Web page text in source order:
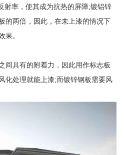
射率，使其成为抗热的屏障;镀铝锌
的两倍，因此，在未上漆的情况下
果。
间具有的附着力，因此用作标志板
化处理就能上漆;而镀锌钢板需要风